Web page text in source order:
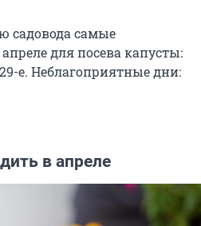
садовода самые
для посева капусты:
29-е. Неблагоприятные дни:
в апреле